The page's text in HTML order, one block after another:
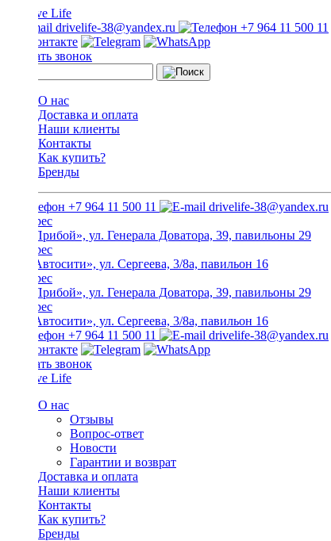
drivelife-38@yandex.ru +7 964 11 500 11
Заказать звонок
О нас
Доставка и оплата
Наши клиенты
Контакты
Как купить?
Бренды
+7 964 11 500 11 drivelife-38@yandex.ru
ТЦ «Прибой», ул. Генерала Доватора, 39, павильоны 29
ТЦ «Автосити», ул. Сергеева, 3/8а, павильон 16
ТЦ «Прибой», ул. Генерала Доватора, 39, павильоны 29
ТЦ «Автосити», ул. Сергеева, 3/8а, павильон 16
+7 964 11 500 11
drivelife-38@yandex.ru
Заказать звонок
О нас
Отзывы
Вопрос-ответ
Новости
Гарантии и возврат
Доставка и оплата
Наши клиенты
Контакты
Как купить?
Бренды